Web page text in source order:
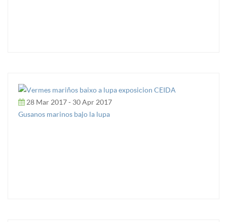
28 Mar 2017 - 30 Apr 2017
Gusanos marinos bajo la lupa